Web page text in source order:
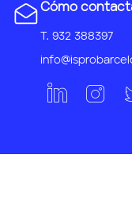
Cómo
T. 932 388397